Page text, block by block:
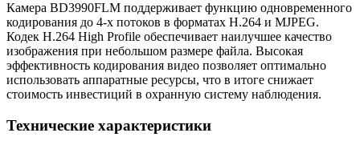
Камера BD3990FLM поддерживает функцию одновременного
кодирования до 4-х потоков в форматах H.264 и MJPEG.
Кодек Н.264 High Profile обеспечивает наилучшее качество
изображения при небольшом размере файла. Высокая
эффективность кодирования видео позволяет оптимально
использовать аппаратные ресурсы, что в итоге снижает
стоимость инвестиций в охранную систему наблюдения.
Технические характеристики